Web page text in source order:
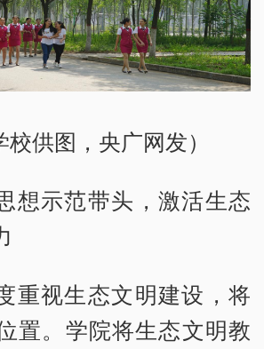
校供图，央广网发）
想示范带头，激活生态
重视生态文明建设，将
置。学院将生态文明教